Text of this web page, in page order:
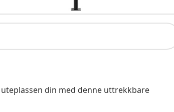
din med denne uttrekkbare